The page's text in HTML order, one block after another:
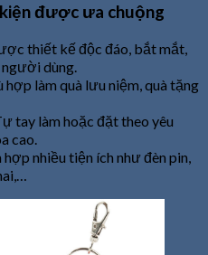
được ưa chuộng
thiết kế độc đáo, bắt mắt,
dùng.
hợp làm quà lưu niệm, quà tặng
tay làm hoặc đặt theo yêu
cao.
hợp nhiều tiện ích như đèn pin,